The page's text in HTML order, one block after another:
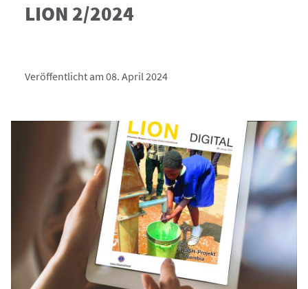
LION 2/2024
Veröffentlicht am 08. April 2024